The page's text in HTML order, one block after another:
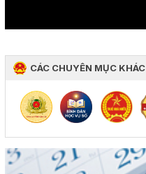
CÁC CHUYÊN MỤC KHÁC